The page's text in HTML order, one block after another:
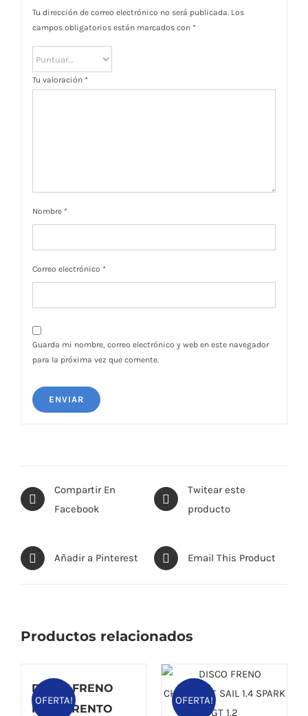
Tu dirección de correo electrónico no será publicada. Los
campos obligatorios están marcados con *
Tu valoración *
Nombre *
Correo electrónico *
Guarda mi nombre, correo electrónico y web en este navegador
para la próxima vez que comente.
Compartir En
Facebook
Twitear este
producto
Añadir a Pinterest Email This Product
Productos relacionados
OFERTA!
DISCO FRENO
KIA SORENTO
OFERTA!